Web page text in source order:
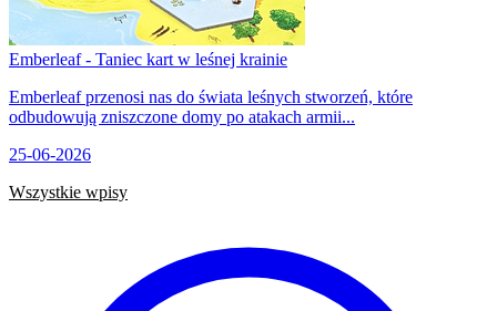
Emberleaf - Taniec kart w leśnej krainie
Emberleaf przenosi nas do świata leśnych stworzeń, które
odbudowują zniszczone domy po atakach armii...
25-06-2026
Wszystkie wpisy